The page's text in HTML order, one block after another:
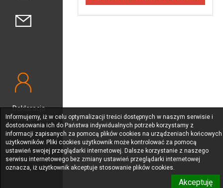
Informujemy, iż w celu optymalizacji treści dostępnych w naszym serwisie i
dostosowania ich do Państwa indywidualnych potrzeb korzystamy z
informacji zapisanych za pomocą plików cookies na urządzeniach końcowych
użytkowników. Pliki cookies użytkownik może kontrolować za pomocą
ustawień swojej przeglądarki internetowej. Dalsze korzystanie z naszego
serwisu internetowego bez zmiany ustawień przeglądarki internetowej
oznacza, iż użytkownik akceptuje stosowanie plików cookies.
Akceptuję
Deklaracja
dostępności